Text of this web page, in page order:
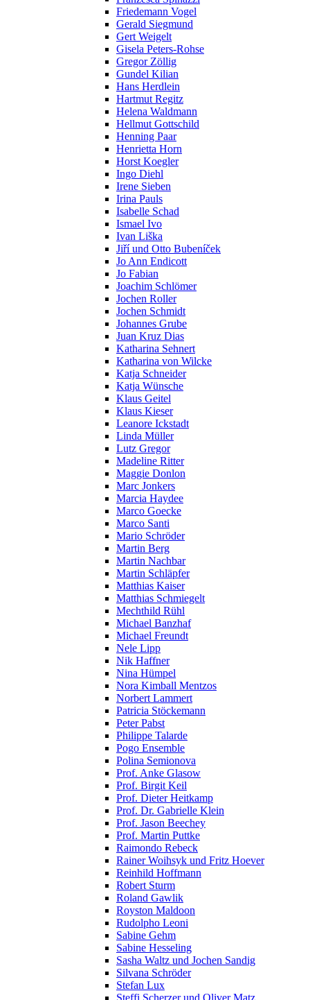
Friedemann Vogel
Gerald Siegmund
Gert Weigelt
Gisela Peters-Rohse
Gregor Zöllig
Gundel Kilian
Hans Herdlein
Hartmut Regitz
Helena Waldmann
Hellmut Gottschild
Henning Paar
Henrietta Horn
Horst Koegler
Ingo Diehl
Irene Sieben
Irina Pauls
Isabelle Schad
Ismael Ivo
Ivan Liška
Jiří und Otto Bubeníček
Jo Ann Endicott
Jo Fabian
Joachim Schlömer
Jochen Roller
Jochen Schmidt
Johannes Grube
Juan Kruz Dias
Katharina Sehnert
Katharina von Wilcke
Katja Schneider
Katja Wünsche
Klaus Geitel
Klaus Kieser
Leanore Ickstadt
Linda Müller
Lutz Gregor
Madeline Ritter
Maggie Donlon
Marc Jonkers
Marcia Haydee
Marco Goecke
Marco Santi
Mario Schröder
Martin Berg
Martin Nachbar
Martin Schläpfer
Matthias Kaiser
Matthias Schmiegelt
Mechthild Rühl
Michael Banzhaf
Michael Freundt
Nele Lipp
Nik Haffner
Nina Hümpel
Nora Kimball Mentzos
Norbert Lammert
Patricia Stöckemann
Peter Pabst
Philippe Talarde
Pogo Ensemble
Polina Semionova
Prof. Anke Glasow
Prof. Birgit Keil
Prof. Dieter Heitkamp
Prof. Dr. Gabrielle Klein
Prof. Jason Beechey
Prof. Martin Puttke
Raimondo Rebeck
Rainer Woihsyk und Fritz Hoever
Reinhild Hoffmann
Robert Sturm
Roland Gawlik
Royston Maldoon
Rudolpho Leoni
Sabine Gehm
Sabine Hesseling
Sasha Waltz und Jochen Sandig
Silvana Schröder
Stefan Lux
Steffi Scherzer und Oliver Matz